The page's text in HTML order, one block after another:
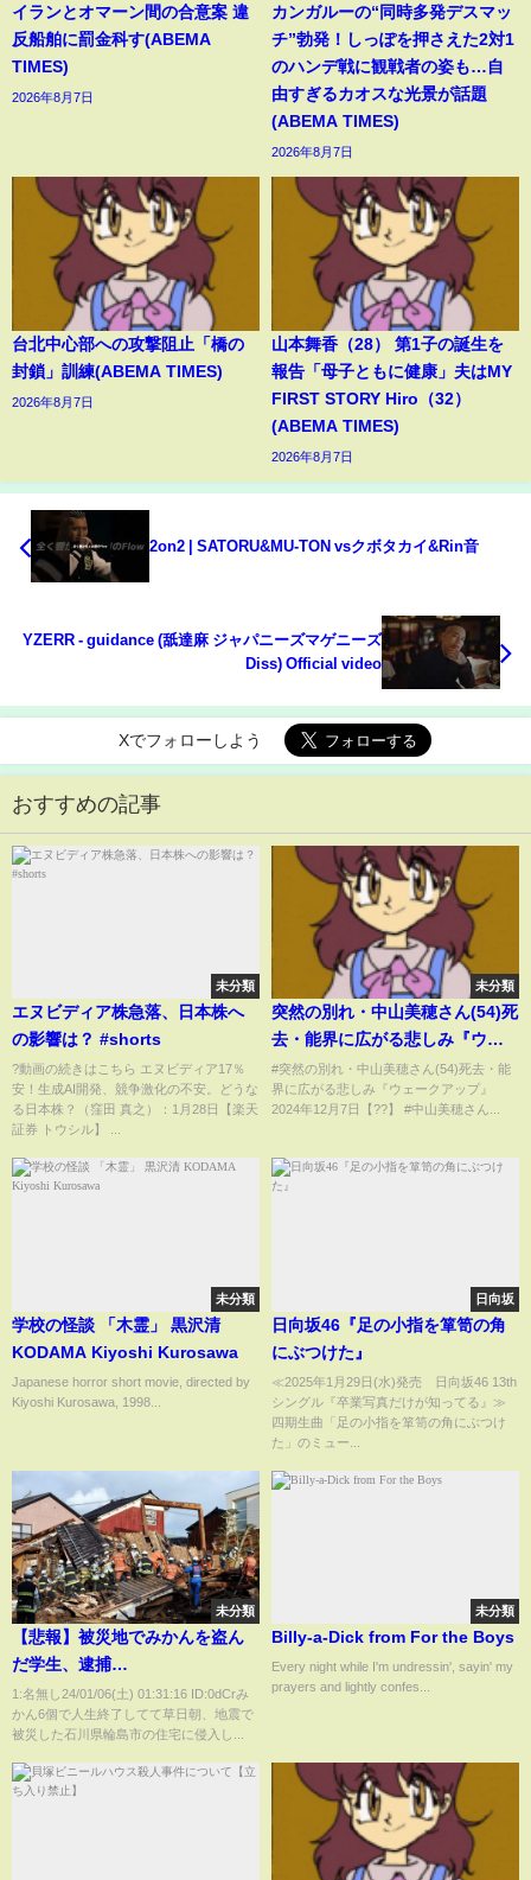
イランとオマーン間の合意案 違
反船舶に罰金科す(ABEMA
TIMES)
2026年8月7日
カンガルーの“同時多発デスマッ
チ”勃発！しっぽを押さえた2対1
のハンデ戦に観戦者の姿も…自
由すぎるカオスな光景が話題
(ABEMA TIMES)
2026年8月7日
台北中心部への攻撃阻止「橋の
封鎖」訓練(ABEMA TIMES)
2026年8月7日
山本舞香（28） 第1子の誕生を
報告「母子ともに健康」夫はMY
FIRST STORY Hiro（32）
(ABEMA TIMES)
2026年8月7日
2on2 | SATORU&MU-TON vsクボタカイ&Rin音
YZERR - guidance (舐達麻 ジャパニーズマゲニーズ
Diss) Official video
Xでフォローしよう
おすすめの記事
未分類
エヌビディア株急落、日本株へ
の影響は？ #shorts
?動画の続きはこちら エヌビディア17％
安！生成AI開発、競争激化の不安。どうな
る日本株？（窪田 真之）：1月28日【楽天
証券 トウシル】 ...
未分類
突然の別れ・中山美穂さん(54)死
去・能界に広がる悲しみ『ウェ
ークアップ2024年12月7日
【??】
#突然の別れ・中山美穂さん(54)死去・能
界に広がる悲しみ『ウェークアップ』
2024年12月7日【??】 #中山美穂さん...
未分類
学校の怪談 「木霊」 黒沢清
KODAMA Kiyoshi Kurosawa
Japanese horror short movie, directed by
Kiyoshi Kurosawa, 1998...
日向坂
日向坂46『足の小指を箪笥の角
にぶつけた』
≪2025年1月29日(水)発売 日向坂46 13th
シングル『卒業写真だけが知ってる』≫
四期生曲「足の小指を箪笥の角にぶつけ
た」のミュー...
未分類
【悲報】被災地でみかんを盗ん
だ学生、逮捕
wwwwwwwwwwwwwwwwww
1:名無し24/01/06(土) 01:31:16 ID:0dCrみ
かん6個で人生終了してて草日朝、地震で
被災した石川県輪島市の住宅に侵入し...
未分類
Billy-a-Dick from For the Boys
Every night while I'm undressin', sayin' my
prayers and lightly confes...